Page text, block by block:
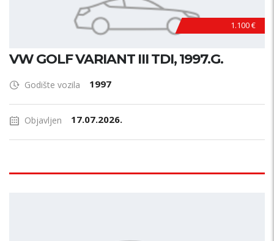
1.100 €
VW GOLF VARIANT III TDI, 1997.G.
Godište vozila 1997
Objavljen 17.07.2026.